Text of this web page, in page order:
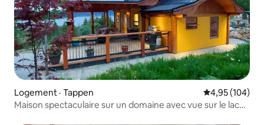
Logement · Tappen Note
4,95 (104)
Maison spectaculaire sur un domaine avec vue sur le lac